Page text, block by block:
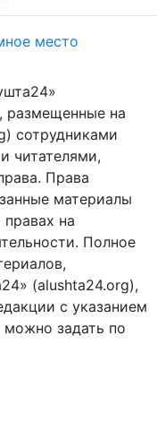
место
размещенные на
сотрудниками
читателями,
Права
материалы
на
Полное
(alushta24.org),
с указанием
задать по